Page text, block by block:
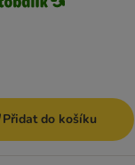
Přidat do košíku